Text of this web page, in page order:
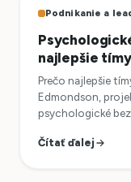
Podnikanie a
najlepšie tímy
Prečo najlepšie
Edmondson,
psychologické
Čítať ďalej